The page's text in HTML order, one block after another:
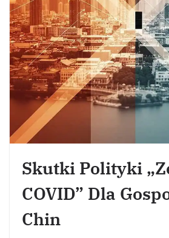
Skutki Polityki
COVID” Dla
Chin